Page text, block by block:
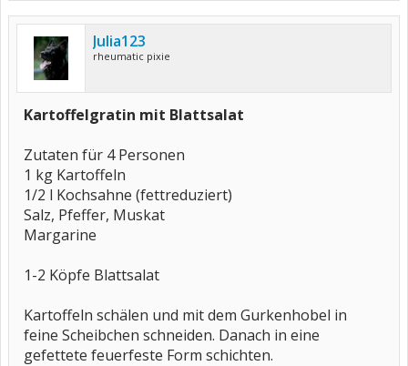
Julia123
rheumatic pixie
Kartoffelgratin mit Blattsalat
Zutaten für 4 Personen
1 kg Kartoffeln
1/2 l Kochsahne (fettreduziert)
Salz, Pfeffer, Muskat
Margarine
1-2 Köpfe Blattsalat
Kartoffeln schälen und mit dem Gurkenhobel in
feine Scheibchen schneiden. Danach in eine
gefettete feuerfeste Form schichten.